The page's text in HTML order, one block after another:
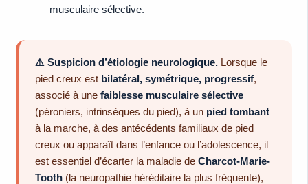
musculaire sélective.
⚠️ Suspicion d’étiologie neurologique.Lorsque le
pied creux est bilatéral, symétrique, progressif,
associé à une faiblesse musculaire sélective
(péroniers, intrinsèques du pied), à un pied tombant
à la marche, à des antécédents familiaux de pied
creux ou apparaît dans l’enfance ou l’adolescence, il
est essentiel d’écarter la maladie de Charcot-Marie-
Tooth(la neuropathie héréditaire la plus fréquente),